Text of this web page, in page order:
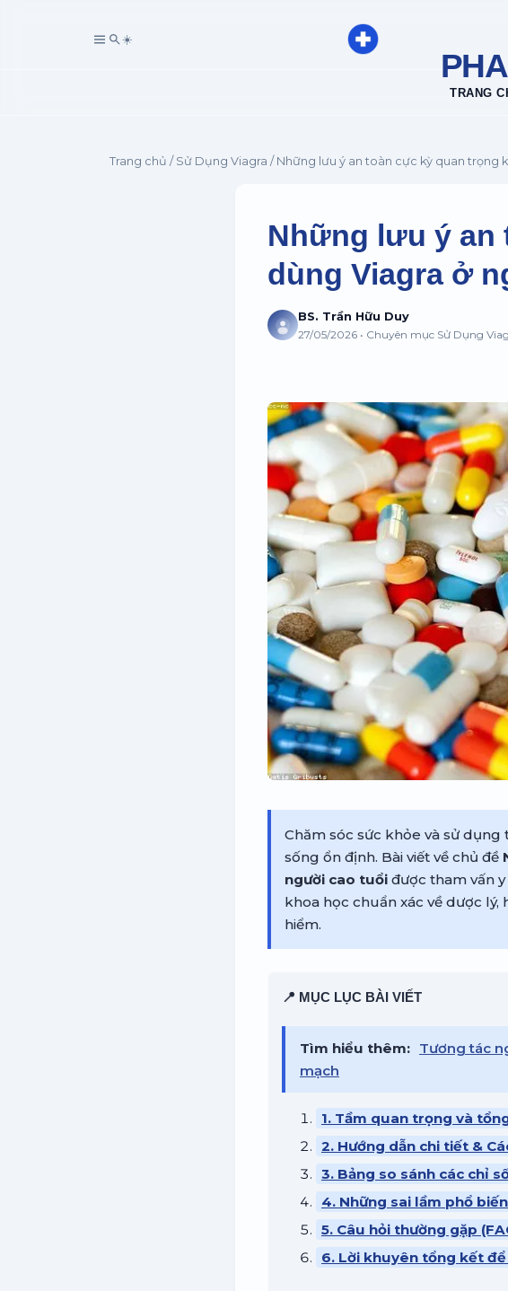
☀️
TRANG
Trang chủ / Sử Dụng Viagra / Những lưu ý an toàn cực kỳ quan trọng
Những lưu ý an
dùng Viagra ở
BS. Trần Hữu Duy
27/05/2026 • Chuyên mục Sử Dụng
Chăm sóc sức khỏe và sử
sống ổn định. Bài viết về chủ đề
người cao tuổi được tham vấn
khoa học chuẩn xác về dược
hiểm.
📍 MỤC LỤC BÀI VIẾT
Tìm hiểu thêm: Tương tác
mạch
1. Tầm quan trọng và
2. Hướng dẫn chi tiết &
3. Bảng so sánh các chỉ
4. Những sai lầm phổ
5. Câu hỏi thường gặp
6. Lời khuyên tổng kết